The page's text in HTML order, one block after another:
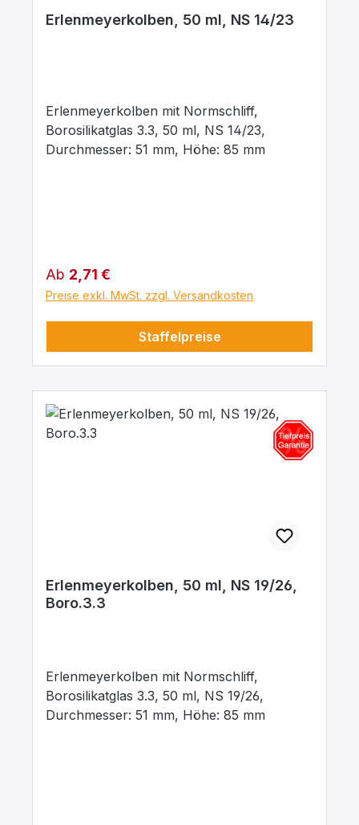
Erlenmeyerkolben, 50 ml, NS 14/23
Erlenmeyerkolben mit Normschliff,
Borosilikatglas 3.3, 50 ml, NS 14/23,
Durchmesser: 51 mm, Höhe: 85 mm
Regulärer Preis:
Ab 2,71 €
Preise exkl. MwSt. zzgl. Versandkosten
Staffelpreise
Erlenmeyerkolben, 50 ml, NS 19/26,
Boro.3.3
Erlenmeyerkolben mit Normschliff,
Borosilikatglas 3.3, 50 ml, NS 19/26,
Durchmesser: 51 mm, Höhe: 85 mm